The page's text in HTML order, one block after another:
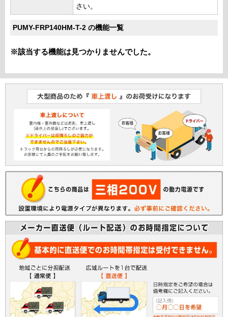
さい。
PUMY-FRP140HM-T-2 の機能一覧
※該当する機能は見つかりませんでした。